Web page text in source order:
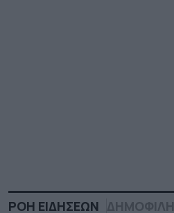
ΡΟΗ ΕΙΔΗΣΕΩΝ ΔΗΜΟΦΙΛΗ